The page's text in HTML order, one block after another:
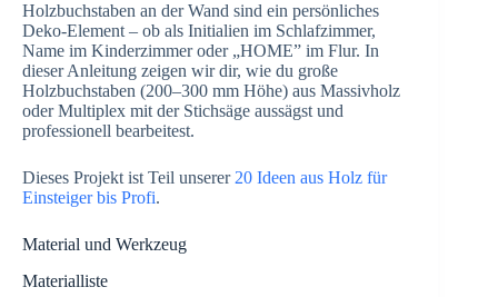
Holzbuchstaben an der Wand sind ein persönliches
Deko-Element – ob als Initialien im Schlafzimmer,
Name im Kinderzimmer oder „HOME” im Flur. In
dieser Anleitung zeigen wir dir, wie du große
Holzbuchstaben (200–300 mm Höhe) aus Massivholz
oder Multiplex mit der Stichsäge aussägst und
professionell bearbeitest.
Dieses Projekt ist Teil unserer 20 Ideen aus Holz für
Einsteiger bis Profi.
Material und Werkzeug
Materialliste